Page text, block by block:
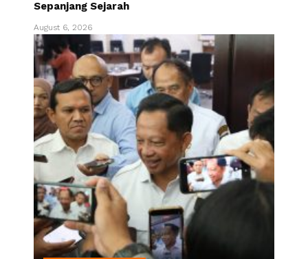
Sepanjang Sejarah
August 6, 2026